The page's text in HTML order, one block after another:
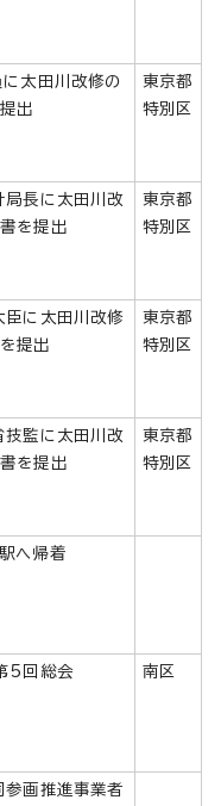
太田川改修の
出
東京都
特別区
長に太田川改
を提出
東京都
特別区
に太田川改修
提出
東京都
特別区
監に太田川改
を提出
東京都
特別区
へ帰着
5回総会 南区
画推進事業者